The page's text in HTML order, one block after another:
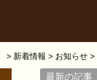
> 新着情報 > お知らせ >
最新の記事